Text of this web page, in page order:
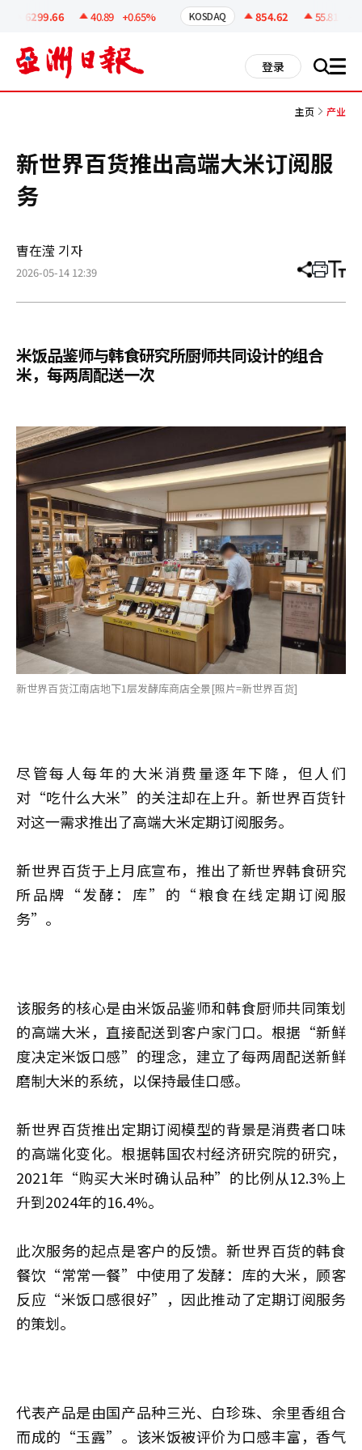
6299.66 40.89 +0.65% KOSDAQ 854.62 55.81
登录 搜 all
主页 产业
新世界百货推出高端大米订阅服
务
曺在滢 기자
2026-05-14 12:39 分
章
打 调
小
米饭品鉴师与韩食研究所厨师共同设计的组合
米，每两周配送一次
新世界百货江南店地下1层发酵库商店全景[照片=新世界百货]
尽管每人每年的大米消费量逐年下降，但人们
对“吃什么大米”的关注却在上升。新世界百货针
对这一需求推出了高端大米定期订阅服务。
新世界百货于上月底宣布，推出了新世界韩食研究
所品牌“发酵：库”的“粮食在线定期订阅服
务”。
该服务的核心是由米饭品鉴师和韩食厨师共同策划
的高端大米，直接配送到客户家门口。根据“新鲜
度决定米饭口感”的理念，建立了每两周配送新鲜
磨制大米的系统，以保持最佳口感。
新世界百货推出定期订阅模型的背景是消费者口味
的高端化变化。根据韩国农村经济研究院的研究，
2021年“购买大米时确认品种”的比例从12.3%上
升到2024年的16.4%。
此次服务的起点是客户的反馈。新世界百货的韩食
餐饮“常常一餐”中使用了发酵：库的大米，顾客
反应“米饭口感很好”，因此推动了定期订阅服务
的策划。
代表产品是由国产品种三光、白珍珠、余里香组合
而成的“玉露”。该米饭被评价为口感丰富，香气